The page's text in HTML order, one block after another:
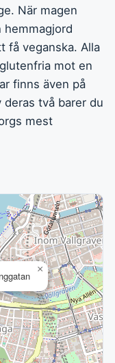
När magen
hemmagjord
få veganska. Alla
mot en
finns även på
deras två barer du
mest
×